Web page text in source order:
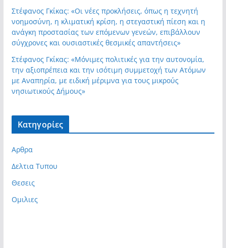
Στέφανος Γκίκας: «Οι νέες προκλήσεις, όπως η τεχνητή
νοημοσύνη, η κλιματική κρίση, η στεγαστική πίεση και η
ανάγκη προστασίας των επόμενων γενεών, επιβάλλουν
σύγχρονες και ουσιαστικές θεσμικές απαντήσεις»
Στέφανος Γκίκας: «Μόνιμες πολιτικές για την αυτονομία,
την αξιοπρέπεια και την ισότιμη συμμετοχή των Ατόμων
με Αναπηρία, με ειδική μέριμνα για τους μικρούς
νησιωτικούς Δήμους»
Kατηγορίες
Αρθρα
Δελτια Τυπου
Θεσεις
Ομιλιες